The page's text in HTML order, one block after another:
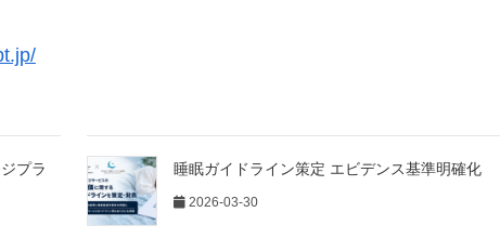
プラ
睡眠ガイドライン策定 エビデンス基準明確化
2026-03-30